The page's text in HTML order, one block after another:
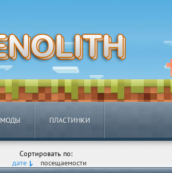
МОДЫ ПЛАСТИНКИ
Сортировать по:
дате
посещаемости